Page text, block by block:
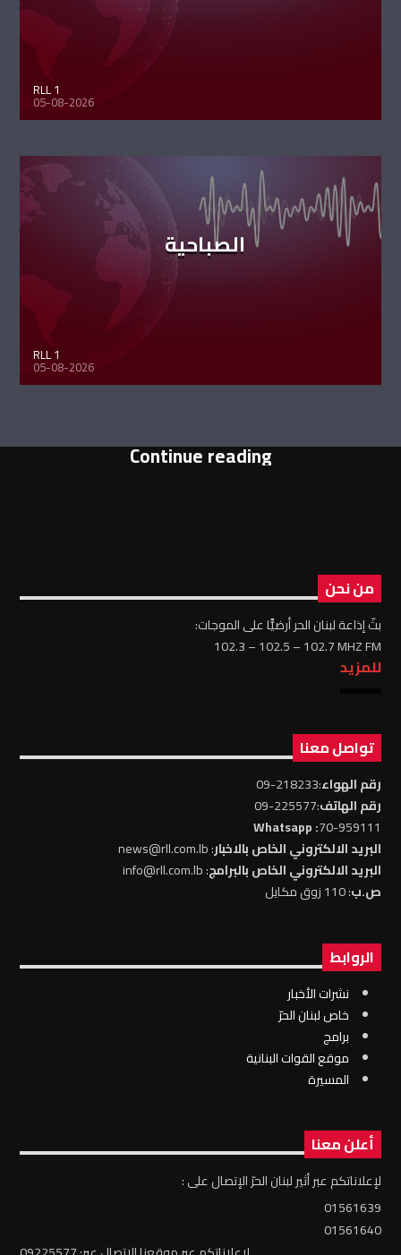
RLL 1
05-08-2026
الصباحية
RLL 1
05-08-2026
Continue reading
من نحن
بثّ إذاعة لبنان الحر أرضيًّا على الموجات:
102.3 – 102.5 – 102.7 MHZ FM
للمزيد
تواصل معنا
رقم الهواء:218233-09
رقم الهاتف:225577-09
70-959111
: Whatsapp
البريد الالكتروني الخاص بالاخبار: news@rll.com.lb
البريد الالكتروني الخاص بالبرامج: info@rll.com.lb
ص.ب: 110 زوق مكايل
الروابط
نشرات الأخبار
خاص لبنان الحرّ
برامج
موقع القوات البنانية
المسيرة
أعلن معنا
لإعلاناتكم عبر أثير لبنان الحرّ الإتصال على :
01561639
01561640